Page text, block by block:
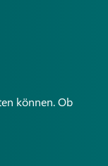
können. Ob